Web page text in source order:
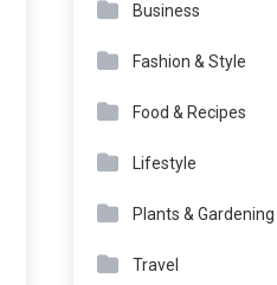
Business
Fashion & Style
Food & Recipes
Lifestyle
Plants & Gardening
Travel